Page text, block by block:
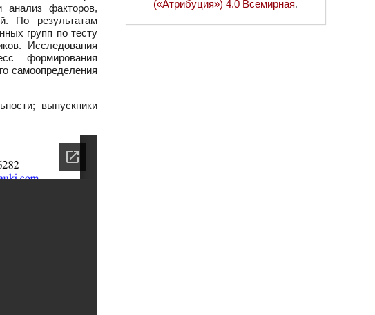
анализ факторов,
По результатам
групп по тесту
Исследования
формирования
самоопределения
выпускники
(«Атрибуция») 4.0 Всемирная.